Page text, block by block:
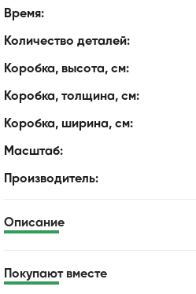
Время:
Количество деталей:
Коробка, высота, см:
Коробка, толщина, см:
Коробка, ширина, см:
Масштаб:
Производитель:
Описание
Покупают вместе